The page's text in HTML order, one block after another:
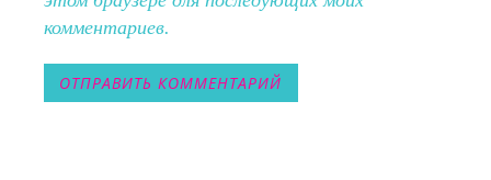
комментариев.